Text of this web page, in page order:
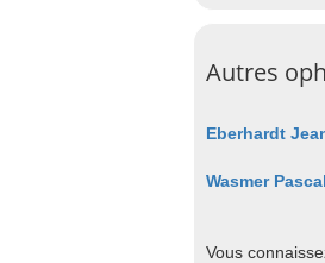
Autres
Eberhardt
Wasmer
Vous